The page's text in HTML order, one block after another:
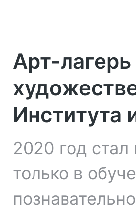
Арт-
Института
2020 год
только в